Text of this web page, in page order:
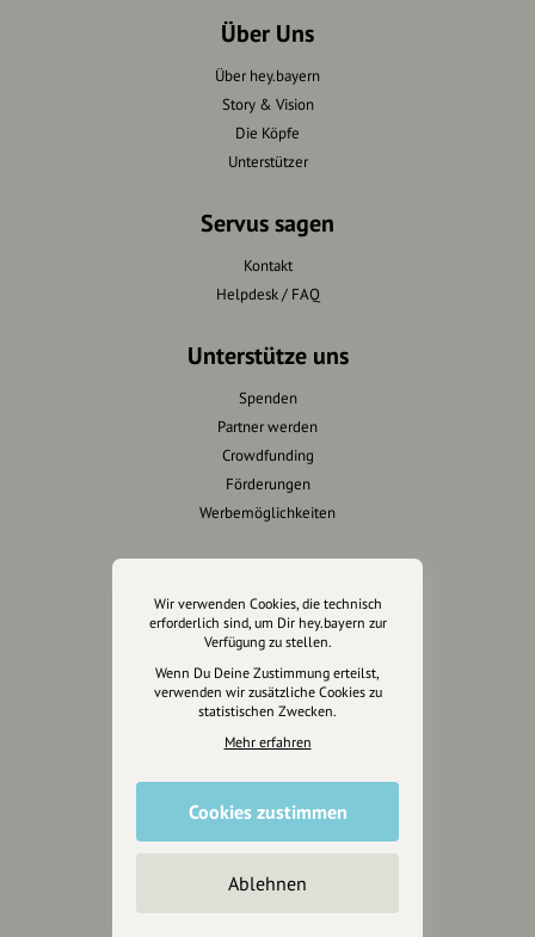
Über Uns
Über hey.bayern
Story & Vision
Die Köpfe
Unterstützer
Servus sagen
Kontakt
Helpdesk / FAQ
Unterstütze uns
Spenden
Partner werden
Crowdfunding
Förderungen
Werbemöglichkeiten
Impressum
Datenschutz
AGB
Cookies zurücksetzen
Mediakit
Wir verwenden Cookies, die technisch
erforderlich sind, um Dir hey.bayern zur
Verfügung zu stellen.
Wenn Du Deine Zustimmung erteilst,
verwenden wir zusätzliche Cookies zu
statistischen Zwecken.
Mehr erfahren
Cookies zustimmen
Ablehnen